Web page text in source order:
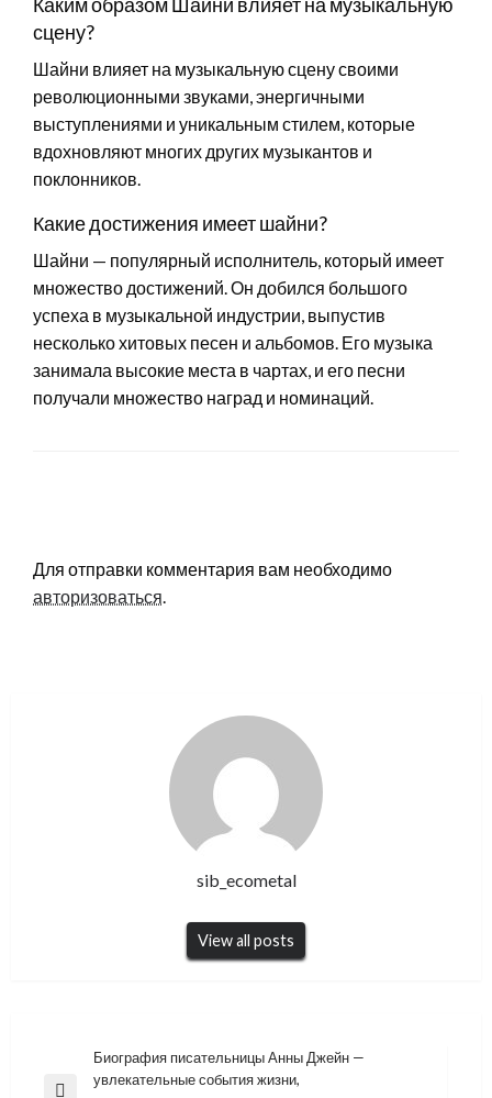
сцену?
Шайни влияет на музыкальную сцену своими
революционными звуками, энергичными
выступлениями и уникальным стилем, которые
вдохновляют многих других музыкантов и
поклонников.
Какие достижения имеет шайни?
Шайни — популярный исполнитель, который имеет
множество достижений. Он добился большого
успеха в музыкальной индустрии, выпустив
несколько хитовых песен и альбомов. Его музыка
занимала высокие места в чартах, и его песни
получали множество наград и номинаций.
Для отправки комментария вам необходимо
авторизоваться.
sib_ecometal
View all posts
Навигация
по
Биография писательницы Анны Джейн —
увлекательные события жизни,